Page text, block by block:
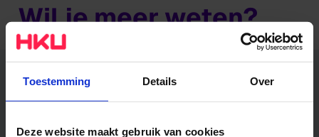
Toestemming Details Over
Deze website maakt gebruik van cookies
Wil je meer weten?